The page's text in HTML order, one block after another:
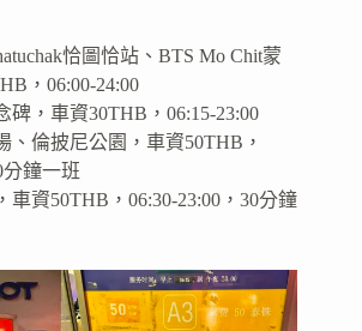
恰圖恰站、BTS Mo Chit蒙
，06:00-24:00
碑，車資30THB，06:15-23:00
、倫披尼公園，車資50THB，
分鐘一班
車資50THB，06:30-23:00，30分鐘